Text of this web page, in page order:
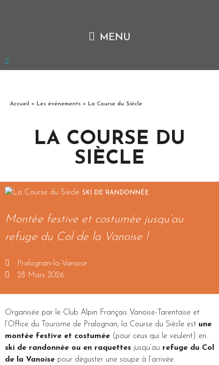
Accueil » Les événements » La Course du Siècle
LA COURSE DU
SIÈCLE
SKI DE RANDONNÉE
Montée festive et costumée jusqu’au
refuge du Col de la Vanoise !
Pralognan-la-Vanoise
28 Mars 2026
Organisée par le Club Alpin Français Vanoise-Tarentaise et
l’Office du Tourisme de Pralognan, la Course du Siècle est une
montée festive et costumée (pour ceux qui le veulent) en
ski de randonnée ou en raquettes jusqu’au refuge du Col
de la Vanoise pour déguster une soupe à l’arrivée.